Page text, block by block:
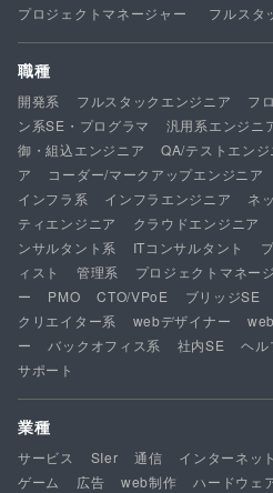
プロジェクトマネージャー
フルスタ
職種
開発系 フルスタックエンジニア フ
ン系SE・プログラマ
汎用系エンジニ
御・組込エンジニア
QA/テストエンジ
ア
コーダー/マークアップエンジニア
インフラ系
インフラエンジニア ネ
ティエンジニア
クラウドエンジニア
ンサルタント系
ITコンサルタント
ィスト
管理系 プロジェクトマネー
ー
PMO CTO/VPoE ブリッジSE
クリエイター系
webデザイナー
ー
バックオフィス系 社内SE ヘル
サポート
業種
サービス SIer 通信 インターネット
ゲーム
広告 web制作 ハードウェ